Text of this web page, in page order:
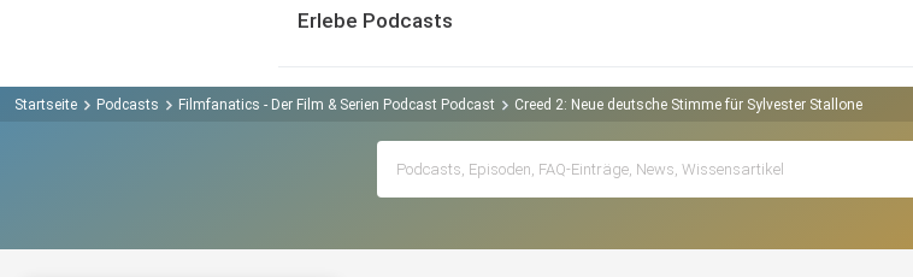
Erlebe Podcasts
Startseite Podcasts Filmfanatics - Der Film & Serien Podcast Podcast Creed 2: Neue deutsche Stimme für Sylvester Stallone